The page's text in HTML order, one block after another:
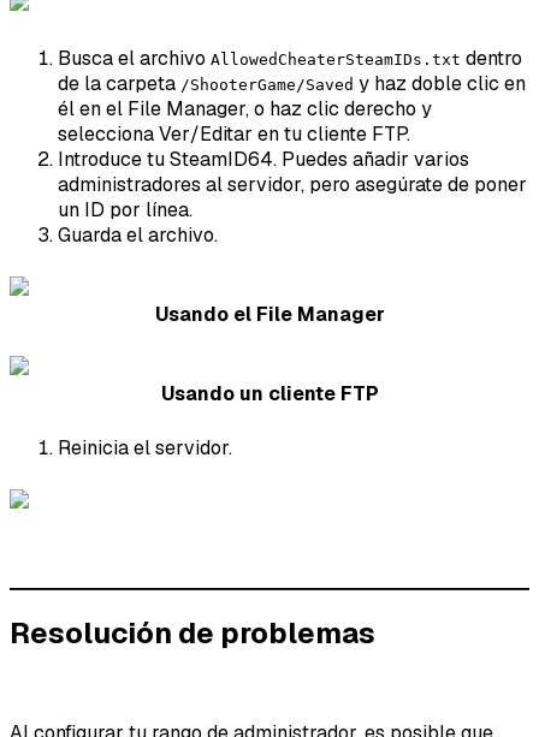
Busca el archivo AllowedCheaterSteamIDs.txt dentro
de la carpeta /ShooterGame/Saved y haz doble clic en
él en el File Manager, o haz clic derecho y
selecciona Ver/Editar en tu cliente FTP.
Introduce tu SteamID64. Puedes añadir varios
administradores al servidor, pero asegúrate de poner
un ID por línea.
Guarda el archivo.
Usando el File Manager
Usando un cliente FTP
Reinicia el servidor.
Resolución de problemas